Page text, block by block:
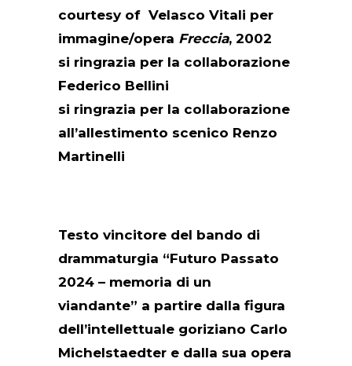
courtesy of Velasco Vitali per
immagine/opera Freccia, 2002
si ringrazia per la collaborazione
Federico Bellini
si ringrazia per la collaborazione
all’allestimento scenico Renzo
Martinelli
Testo vincitore del bando di
drammaturgia “Futuro Passato
2024 – memoria di un
viandante” a partire dalla figura
dell’intellettuale goriziano Carlo
Michelstaedter e dalla sua opera